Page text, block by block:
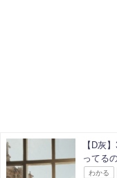
【D灰
ってる
わかる